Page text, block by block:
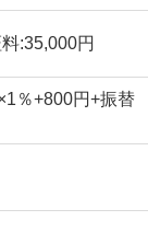
:35,000円
％+800円+振替